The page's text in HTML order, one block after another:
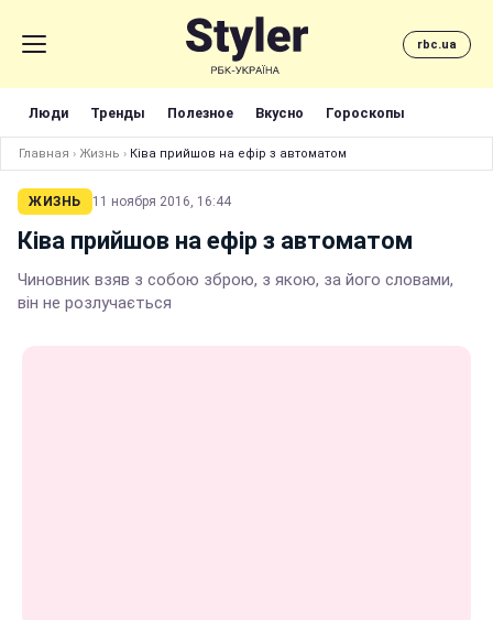
rbc.ua
Люди Тренды Полезное Вкусно Гороскопы
Главная › Жизнь › Ківа прийшов на ефір з автоматом
ЖИЗНЬ 11 ноября 2016, 16:44
Ківа прийшов на ефір з автоматом
Чиновник взяв з собою зброю, з якою, за його словами,
він не розлучається